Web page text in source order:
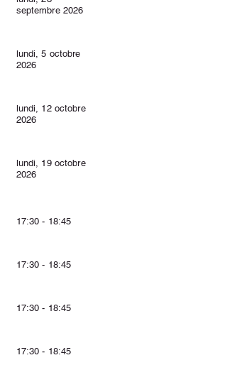
septembre 2026
lundi, 5 octobre
2026
lundi, 12 octobre
2026
lundi, 19 octobre
2026
17:30 - 18:45
17:30 - 18:45
17:30 - 18:45
17:30 - 18:45